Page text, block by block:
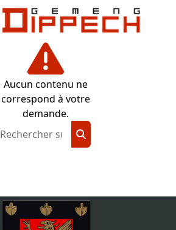
Aller au contenu principal
Aller à la recherche
Aucun contenu ne
correspond à votre
demande.
Rechercher sur ce siteRechercher sur ce site